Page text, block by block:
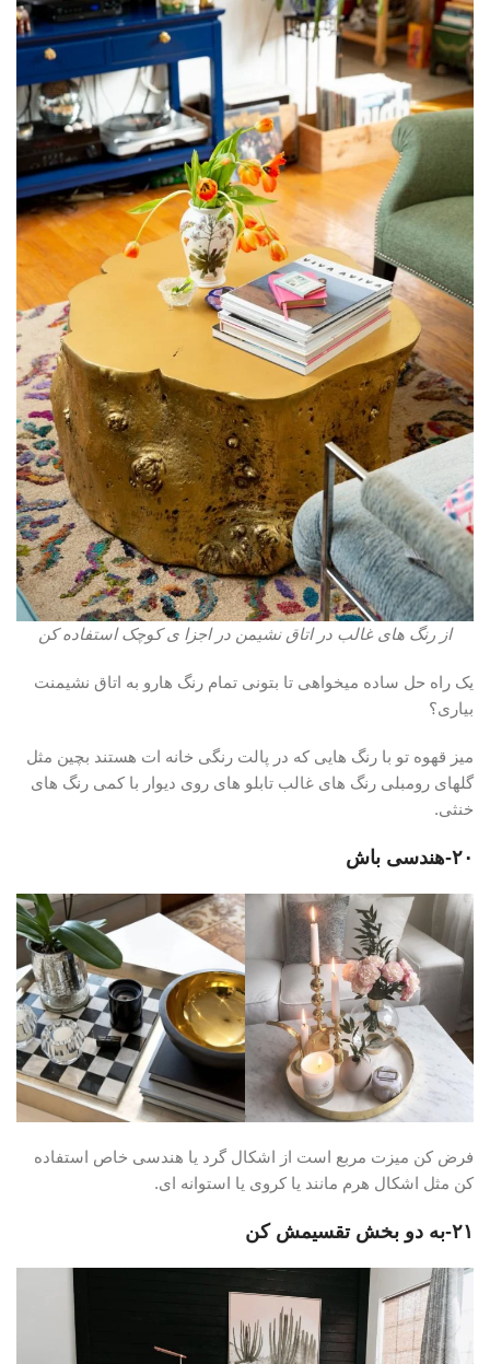
از رنگ های غالب در اتاق نشیمن در اجزا ی کوچک استفاده کن
یک راه حل ساده میخواهی تا بتونی تمام رنگ هارو به اتاق نشیمنت
بیاری؟
میز قهوه تو با رنگ هایی که در پالت رنگی خانه ات هستند بچین مثل
گلهای رومبلی رنگ های غالب تابلو های روی دیوار با کمی رنگ های
خنثی.
۲۰-هندسی باش
فرض کن میزت مربع است از اشکال گرد یا هندسی خاص استفاده
کن مثل اشکال هرم مانند یا کروی یا استوانه ای.
۲۱-به دو بخش تقسیمش کن